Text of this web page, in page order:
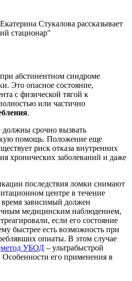
Стукалова рассказывает
стационар"
абстинентном синдроме
Это опасное состояние,
с физической тягой к
или частично
.
должны срочно вызвать
помощь. Положение еще
риск отказа внутренних
хронических заболеваний и даже
последствия ломки снимают
центре в течение
время зависимый должен
медицинским наблюдением,
если его состояние
быстрее есть возможность при
опиаты. В этом случае
метод УБОД – ультрабыстрой
его применения в